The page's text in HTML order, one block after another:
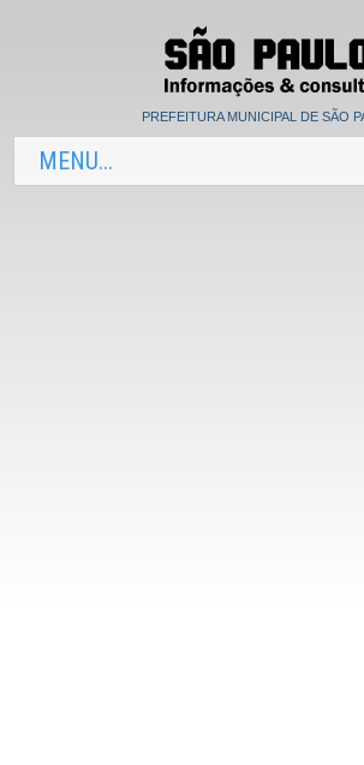
PREFEITURA MUNICIPAL DE SÃO
MENU...